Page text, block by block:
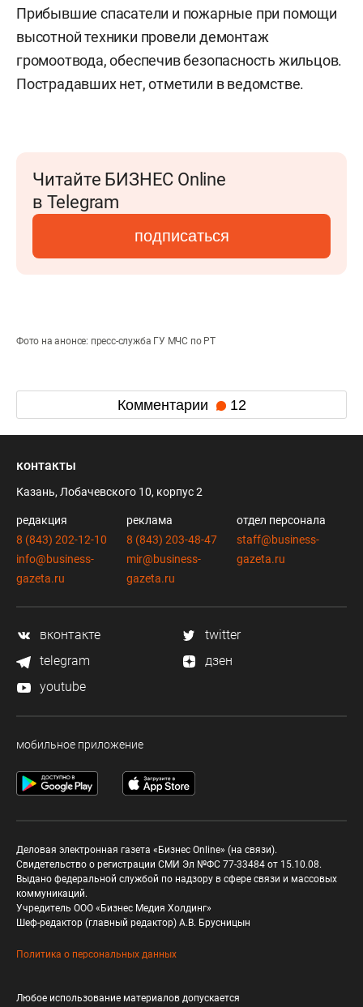
Прибывшие спасатели и пожарные при помощи
высотной техники провели демонтаж
громоотвода, обеспечив безопасность жильцов.
Пострадавших нет, отметили в ведомстве.
Читайте БИЗНЕС Online
в Telegram
подписаться
Фото на анонсе: пресс-служба ГУ МЧС по РТ
Комментарии 12
контакты
Казань, Лобачевского 10, корпус 2
редакция
8 (843) 202-12-10
info@business-
gazeta.ru
реклама
8 (843) 203-48-47
mir@business-
gazeta.ru
отдел персонала
staff@business-
gazeta.ru
вконтакте
twitter
telegram
дзен
youtube
мобильное приложение
Деловая электронная газета «Бизнес Online» (на связи).
Свидетельство о регистрации СМИ Эл №ФС 77-33484 от 15.10.08.
Выдано федеральной службой по надзору в сфере связи и массовых
коммуникаций.
Учредитель ООО «Бизнес Медия Холдинг»
Шеф-редактор (главный редактор) А.В. Брусницын
Политика о персональных данных
Любое использование материалов допускается